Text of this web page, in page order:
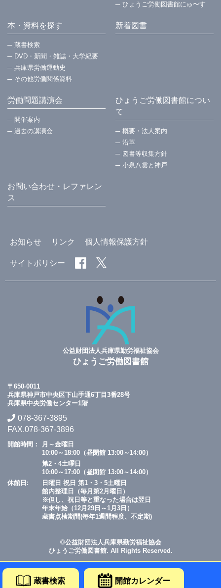
蔵書検索 開館カレンダー
ひょうご労働図書館にゅ〜す
本・資料を探す
蔵書検索
DVD・新聞・雑誌・大学紀要
兵庫県労働運動史
その他労働関係資料
新着図書
労働問題講演会
開催案内
過去の講演会
ひょうご労働図書館につい
て
概要・法⼈案内
沿革
図書等収集方針
小泉八雲と神戸
お問い合わせ・レファレン
ス
お知らせ リンク 個人情報保護方針
サイトポリシー
公益財団法人兵庫県勤労福祉協会
ひょうご労働図書館
〒650-0011
兵庫県神戸市中央区下山手通6丁目3番28号
兵庫県中央労働センター1階
078-367-3895
FAX.078-367-3896
開館時間：
月～金曜日
10:00～18:00（昼閉館 13:00～14:00）
第2・4土曜日
10:00～17:00（昼閉館 13:00～14:00）
休館日:
日曜日 祝日 第1・3・5土曜日
館内整理日（毎月第2月曜日）
※但し、祝日等と重なった場合は翌日
年末年始（12月29日～1月3日）
蔵書点検期間(毎年1週間程度、不定期)
©公益財団法人兵庫県勤労福祉協会
ひょうご労働図書館. All Rights Reserved.